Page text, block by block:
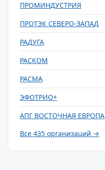
ПРОМИНДУСТРИЯ
ПРОТЭК СЕВЕРО-ЗАПАД
РАДУГА
РАСКОМ
РАСМА
ЭФОТРИО+
АПГ ВОСТОЧНАЯ ЕВРОПА
Все 435 организаций →